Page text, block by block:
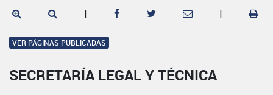
| |
VER PÁGINAS PUBLICADAS
SECRETARÍA LEGAL Y TÉCNICA